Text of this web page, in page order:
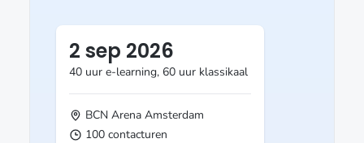
2 sep 2026
40 uur e-learning, 60 uur klassikaal
BCN Arena Amsterdam
100 contacturen